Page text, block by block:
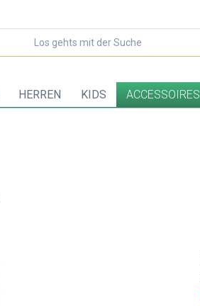
HERREN KIDS ACCESSOIRES